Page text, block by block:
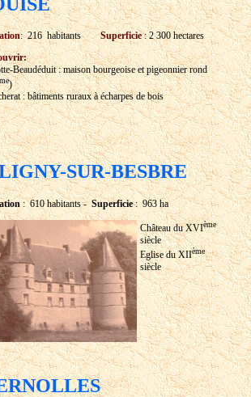
: 216 habitantsSuperficie: 2 300 hectares
Beaudéduit : maison bourgeoise et pigeonnier rond
)
: bâtiments ruraux à écharpes de bois
SUR-BESBRE
: 610 habitants -Superficie: 963 ha
Château du XVIème
siècle
Eglise du XIIème
siècle